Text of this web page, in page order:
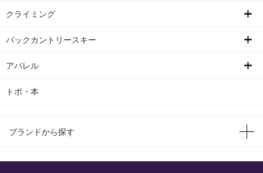
クライミング
バックカントリースキー
アパレル
トポ・本
ブランドから探す